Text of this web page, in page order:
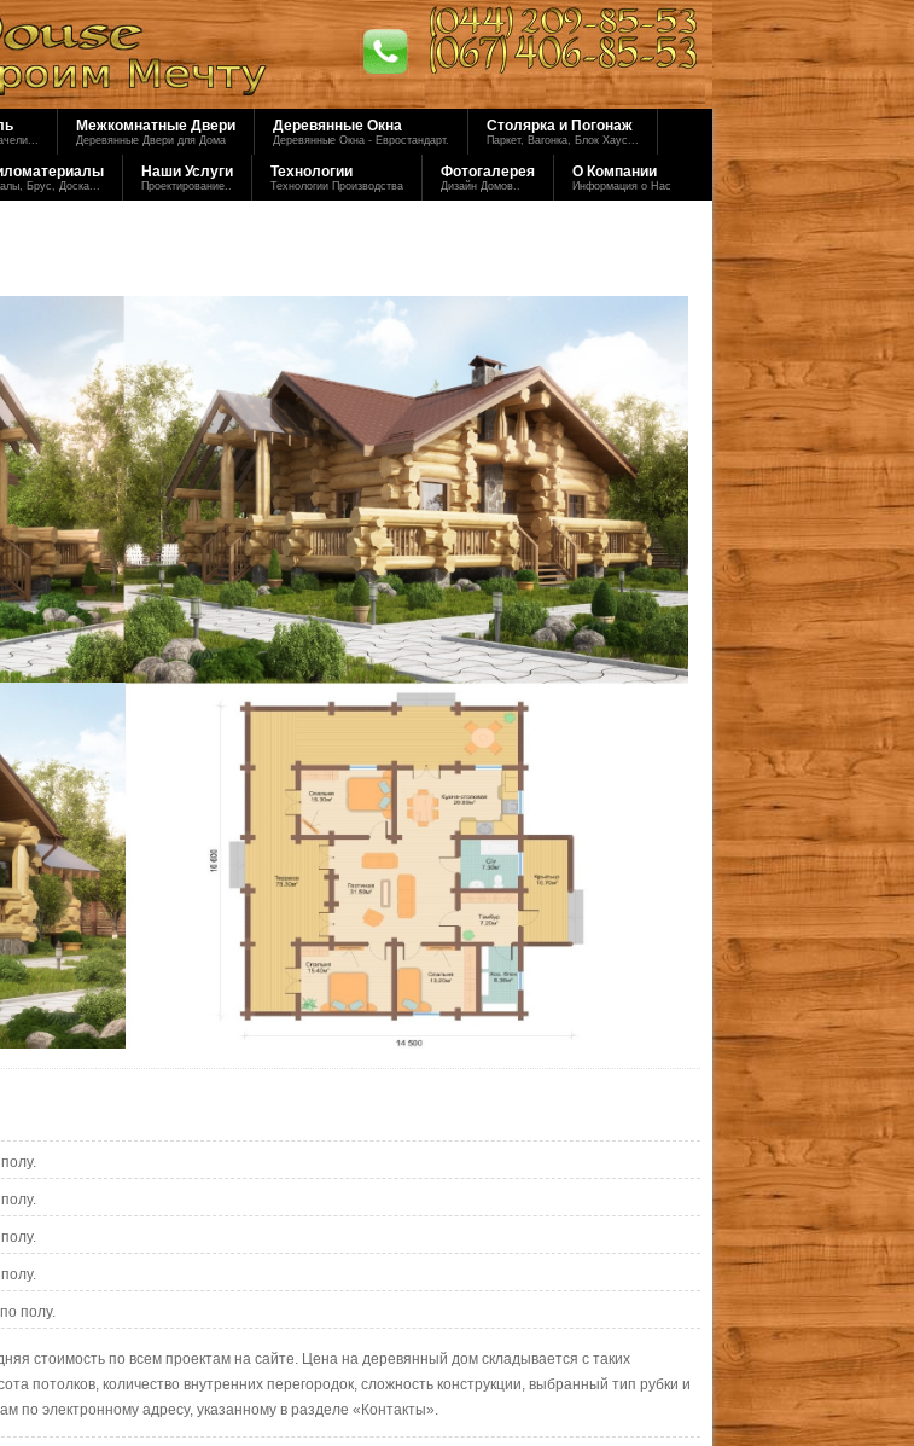
Межкомнатные Двери
Деревянные Двери для Дома
Деревянные Окна
Деревянные Окна - Евростандарт.
Столярка и Погонаж
Паркет, Вагонка, Блок Хаус...
Брус, Доска...
Наши Услуги
Проектирование..
Технологии
Технологии Производства
Фотогалерея
Дизайн Домов..
О Компании
Информация о Нас
полу.
стоимость по всем проектам на сайте. Цена на деревянный дом складывается с таких
потолков, количество внутренних перегородок, сложность конструкции, выбранный тип рубки и
по электронному адресу, указанному в разделе «Контакты».